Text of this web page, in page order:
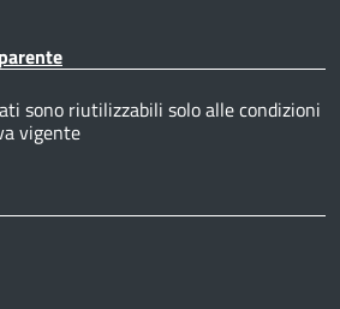
sono riutilizzabili solo alle condizioni
vigente